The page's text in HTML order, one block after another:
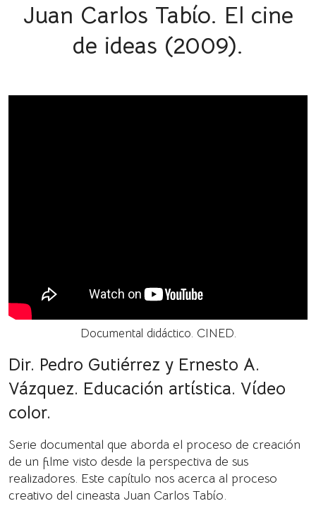
Juan Carlos Tabío. El cine
de ideas (2009).
Documental didáctico. CINED.
Dir. Pedro Gutiérrez y Ernesto A.
Vázquez. Educación artística. Vídeo
color.
Serie documental que aborda el proceso de creación
de un filme visto desde la perspectiva de sus
realizadores. Este capítulo nos acerca al proceso
creativo del cineasta Juan Carlos Tabío.